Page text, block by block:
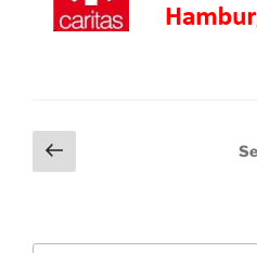
Seitennummerierung
der
Vorherige
Seite